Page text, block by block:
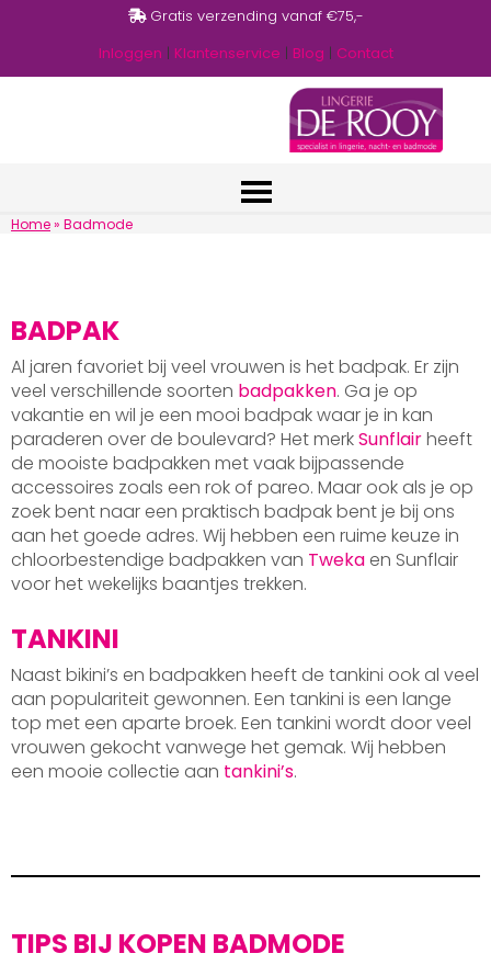
Gratis verzending vanaf €75,-
Inloggen | Klantenservice | Blog | Contact
Home» Badmode
BADPAK
Al jaren favoriet bij veel vrouwen is het badpak. Er zijn
veel verschillende soorten badpakken. Ga je op
vakantie en wil je een mooi badpak waar je in kan
paraderen over de boulevard? Het merkSunflairheeft
de mooiste badpakken met vaak bijpassende
accessoires zoals een rok of pareo. Maar ook als je op
zoek bent naar een praktisch badpak bent je bij ons
aan het goede adres. Wij hebben een ruime keuze in
chloorbestendige badpakken van Tweka en Sunflair
voor het wekelijks baantjes trekken.
TANKINI
Naast bikini’s en badpakken heeft de tankini ook al veel
aan populariteit gewonnen. Een tankini is een lange
top met een aparte broek. Een tankini wordt door veel
vrouwen gekocht vanwege het gemak. Wij hebben
een mooie collectie aan tankini’s.
TIPS BIJ KOPEN BADMODE